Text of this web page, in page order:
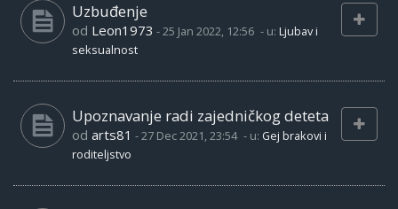
Uzbuđenje
od Leon1973 -25 Jan 2022, 12:56 - u: Ljubav i
seksualnost
Upoznavanje radi zajedničkog deteta
od arts81 -27 Dec 2021, 23:54 - u: Gej brakovi i
roditeljstvo